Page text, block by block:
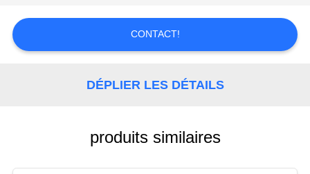
DEMANDEZ
CITATION
CONTACT!
DÉPLIER LES DÉTAILS
produits similaires